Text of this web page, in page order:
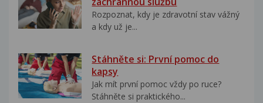
Rozpoznat, kdy je zdravotní stav vážný
a kdy už je...
Stáhněte si: První pomoc do
kapsy
Jak mít první pomoc vždy po ruce?
Stáhněte si praktického...